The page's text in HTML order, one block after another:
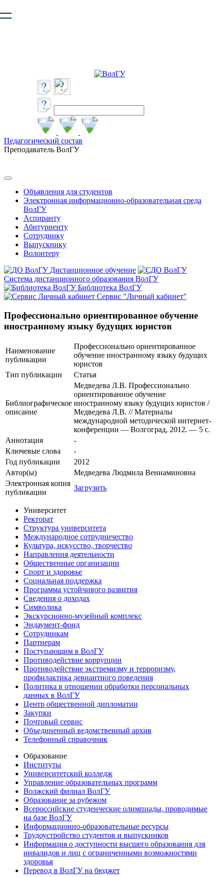
безопасную работу с сайтом. Пожалуйста
Педагогический состав
Преподаватель ВолГУ
Объявления для студентов
Электронная информационно-образовательная среда
ВолГУ
Аспиранту
Абитуриенту
Сотруднику
Выпускнику
Волонтеру
Дистанционное обучение
Система дистанционного образования ВолГУ
Библиотека ВолГУ
Сервис "Личный кабинет"
Профессионально ориентированное обучение
иностранному языку будущих юристов
Наименование
публикации
Профессионально ориентированное
обучение иностранному языку будущих
юристов
Тип публикации
Статья
Библиографическое
описание
Медведева Л.В. Профессионально
ориентированное обучение
иностранному языку будущих юристов /
Медведева Л.В. // Материалы
международной методической интернет-
конференции — Волгоград, 2012. — 5 с.
Аннотация
-
Ключевые cлова
-
Год публикации
2012
Автор(ы)
Медведева Людмила Вениаминовна
Электронная копия
публикации
Загрузить
Университет
Ректорат
Структура университета
Международное сотрудничество
Культура, искусство, творчество
Направления деятельности
Общественные организации
Спорт и здоровье
Социальная поддержка
Программа устойчивого развития
Сведения о доходах
Символика
Экскурсионно-музейный комплекс
Эндаумент-фонд
Сотрудникам
Партнерам
Поступающим в ВолГУ
Противодействие коррупции
Противодействие экстремизму и терроризму,
профилактика девиантного поведения
Политика в отношении обработки персональных
данных в ВолГУ
Центр общественной дипломатии
Закупки
Почтовый сервис
Объединенный ведомственный архив
Телефонный справочник
Образование
Институты
Университетский колледж
Управление образовательных программ
Волжский филиал ВолГУ
Образование за рубежом
Всероссийские студенческие олимпиады, проводимые
на базе ВолГУ
Информационно-образовательные ресурсы
Трудоустройство студентов и выпускников
Информация о доступности высшего образования для
инвалидов и лиц с ограниченными возможностями
здоровья
Перевод в ВолГУ на бюджет